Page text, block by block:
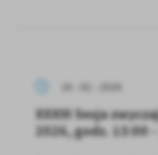
16 - 02 - 2026
XXXIII Sesja
2026, godz. 13:00